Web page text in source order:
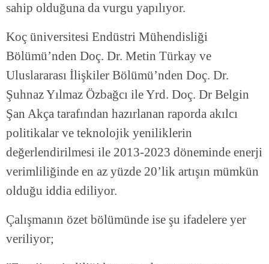
sahip olduğuna da vurgu yapılıyor.
Koç üniversitesi Endüstri Mühendisliği
Bölümü’nden Doç. Dr. Metin Türkay ve
Uluslararası İlişkiler Bölümü’nden Doç. Dr.
Şuhnaz Yılmaz Özbağcı ile Yrd. Doç. Dr Belgin
Şan Akça tarafından hazırlanan raporda akılcı
politikalar ve teknolojik yeniliklerin
değerlendirilmesi ile 2013-2023 döneminde enerji
verimliliğinde en az yüzde 20’lik artışın mümkün
olduğu iddia ediliyor.
Çalışmanın özet bölümünde ise şu ifadelere yer
veriliyor;